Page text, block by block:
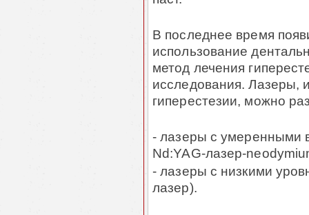
В последнее время
использование
метод лечения
исследования. Лазеры,
гиперестезии, можно
- лазеры с умеренными
Nd:YAG-лазер-
- лазеры с низкими
лазер).